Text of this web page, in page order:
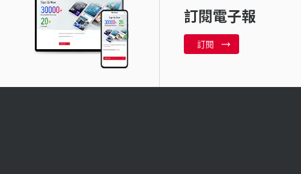
訂閱電子報
訂閱